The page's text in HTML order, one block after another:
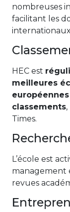
nombreuses
facilitant les
HEC est
meilleures
classements
Times.
L’école est
management
revues